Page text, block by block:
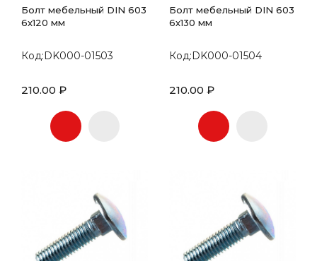
Болт мебельный DIN 603
6х120 мм
Код:DK000-01503
210.00 ₽
Болт мебельный DIN 603
6х130 мм
Код:DK000-01504
210.00 ₽